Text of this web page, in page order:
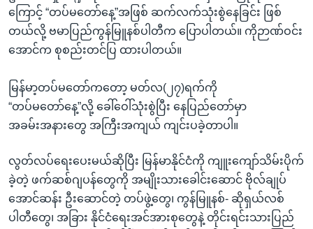
ကြောင့် “တပ်မတော်နေ့”အဖြစ် ဆက်လက်သုံးစွဲနေခြင်း ဖြစ်
တယ်လို့ ဗမာပြည်ကွန်မြူနစ်ပါတီက ပြောပါတယ်။ ကိုဉာဏ်ဝင်း
အောင်က စုစည်းတင်ပြ ထားပါတယ်။
မြန်မာ့တပ်မတော်ကတော့ မတ်လ(၂၇)ရက်ကို
“တပ်မတော်နေ့”လို့ ခေါ်ဝေါ်သုံးစွဲပြီး နေပြည်တော်မှာ
အခမ်းအနားတွေ အကြီးအကျယ် ကျင်းပခဲ့တာပါ။
လွတ်လပ်ရေးပေးမယ်ဆိုပြီး မြန်မာနိုင်ငံကို ကျူးကျော်သိမ်းပိုက်
ခဲ့တဲ့ ဖက်ဆစ်ဂျပန်တွေကို အမျိုးသားခေါင်းဆောင် ဗိုလ်ချုပ်
အောင်ဆန်း ဦးဆောင်တဲ့ တပ်ဖွဲ့တွေ၊ ကွန်မြူနစ်- ဆိုရှယ်လစ်
ပါတီတွေ၊ အခြား နိုင်ငံရေးအင်အားစုတွေနဲ့ တိုင်းရင်းသားပြည်